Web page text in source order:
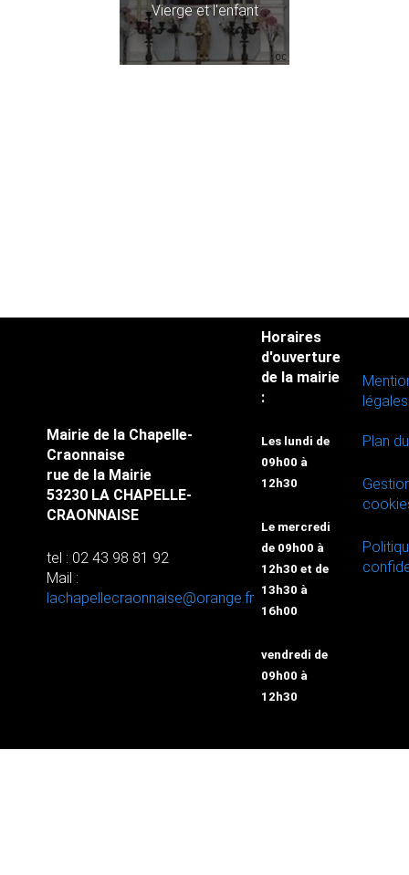
Vierge et l'enfant
Mairie de la Chapelle-
Craonnaise
rue de la Mairie
53230 LA CHAPELLE-
CRAONNAISE
tel : 02 43 98 81 92
Mail :
lachapellecraonnaise@orange.fr
Horaires
d'ouverture
de la mairie
:
Les lundi de
09h00 à
12h30
Le mercredi
de 09h00 à
12h30 et de
13h30 à
16h00
vendredi de
09h00 à
12h30
légales
Plan